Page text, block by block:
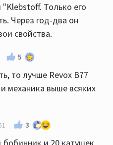
Только его
Через год-два он
свойства.
5
то лучше Revox B77
механика выше всяких
3